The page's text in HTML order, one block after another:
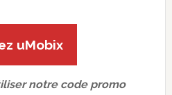
uMobix
notre code promo